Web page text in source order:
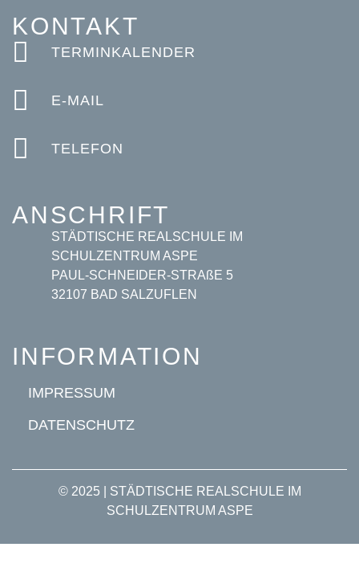
KONTAKT
TERMINKALENDER
E-MAIL
TELEFON
ANSCHRIFT
STÄDTISCHE REALSCHULE IM
SCHULZENTRUM ASPE
PAUL-SCHNEIDER-STRAßE 5
32107 BAD SALZUFLEN
INFORMATION
IMPRESSUM
DATENSCHUTZ
© 2025 | STÄDTISCHE REALSCHULE IM
SCHULZENTRUM ASPE